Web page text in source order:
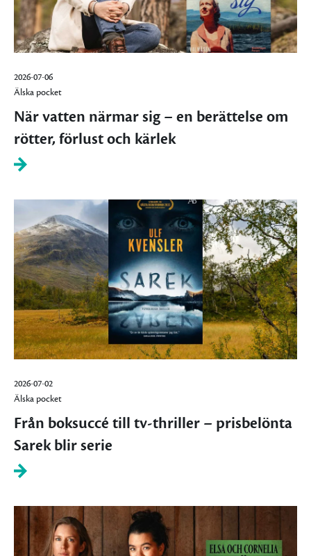
2026-07-06
Älska pocket
När vatten närmar sig – en berättelse om
rötter, förlust och kärlek
2026-07-02
Älska pocket
Från boksuccé till tv-thriller – prisbelönta
Sarek blir serie